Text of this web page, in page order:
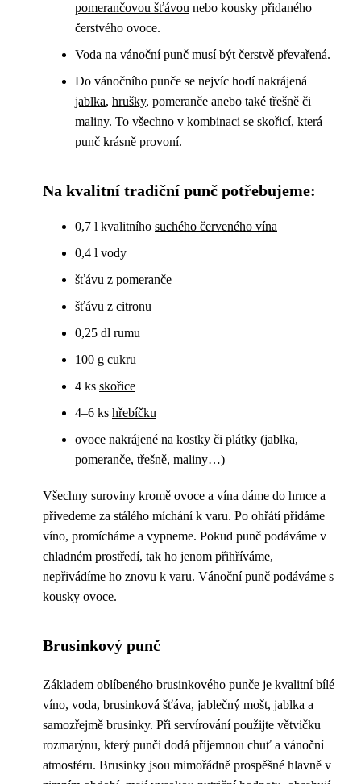
pomerančovou šťávou nebo kousky přidaného
čerstvého ovoce.
Voda na vánoční punč musí být čerstvě převařená.
Do vánočního punče se nejvíc hodí nakrájená
jablka, hrušky, pomeranče anebo také třešně či
maliny. To všechno v kombinaci se skořicí, která
punč krásně provoní.
Na kvalitní tradiční punč potřebujeme:
0,7 l kvalitního suchého červeného vína
0,4 l vody
šťávu z pomeranče
šťávu z citronu
0,25 dl rumu
100 g cukru
4 ks skořice
4–6 ks hřebíčku
ovoce nakrájené na kostky či plátky (jablka,
pomeranče, třešně, maliny…)
Všechny suroviny kromě ovoce a vína dáme do hrnce a
přivedeme za stálého míchání k varu. Po ohřátí přidáme
víno, promícháme a vypneme. Pokud punč podáváme v
chladném prostředí, tak ho jenom přihříváme,
nepřivádíme ho znovu k varu. Vánoční punč podáváme s
kousky ovoce.
Brusinkový punč
Základem oblíbeného brusinkového punče je kvalitní bílé
víno, voda, brusinková šťáva, jablečný mošt, jablka a
samozřejmě brusinky. Při servírování použijte větvičku
rozmarýnu, který punči dodá příjemnou chuť a vánoční
atmosféru. Brusinky jsou mimořádně prospěšné hlavně v